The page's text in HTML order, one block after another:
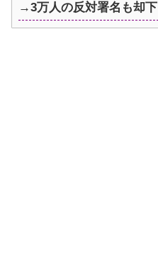
→3万人の反対署名も却下